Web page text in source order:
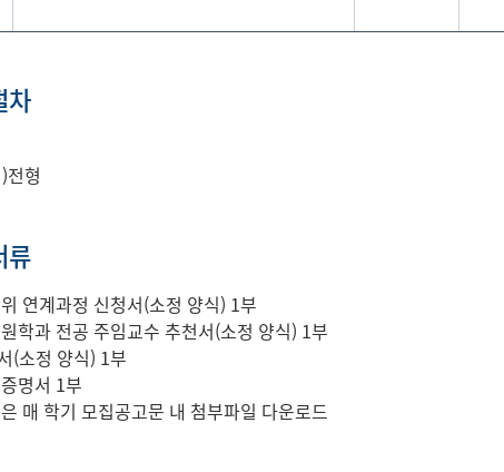
차
형
류
연계과정 신청서(소정 양식) 1부
학과 전공 주임교수 추천서(소정 양식) 1부
(소정 양식) 1부
명서 1부
매 학기 모집공고문 내 첨부파일 다운로드